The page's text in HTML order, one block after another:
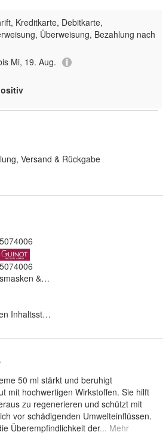
Kreditkarte, Debitkarte,
Überweisung, Bezahlung nach
Mi, 19. Aug.
Versand & Rückgabe
& -kuren
Inhaltsstoffangaben auf dem
*
50 ml stärkt und beruhigt
mit hochwertigen Wirkstoffen. Sie hilft
zu regenerieren und schützt mit
vor schädigenden Umwelteinflüssen.
Überempfindlichkeit der... Mehr